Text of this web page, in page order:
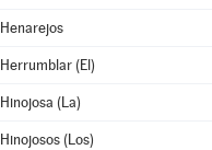
Henarejos
Herrumblar (El)
Hinojosa (La)
Hinojosos (Los)